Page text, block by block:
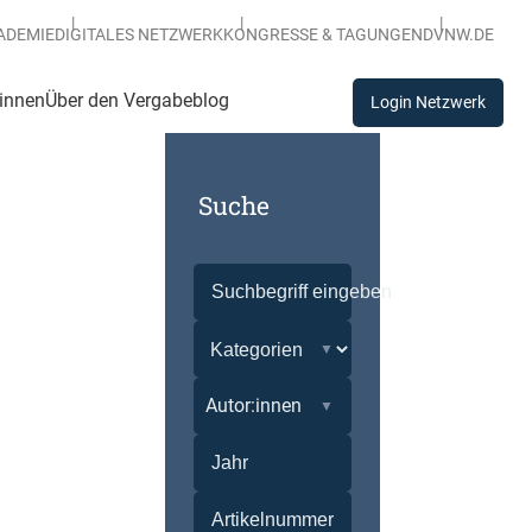
DIGITALES NETZWERKKONGRESSE & TAGUNGENDVNW.DE
Über den Vergabeblog Login Netzwerk
Suche
Autor:innen